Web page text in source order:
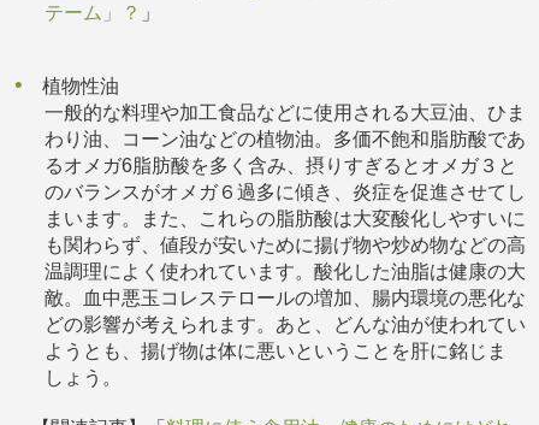
テーム」？ 」
植物性油
一般的な料理や加工食品などに使用される大豆油、ひま
わり油、コーン油などの植物油。多価不飽和脂肪酸であ
るオメガ6脂肪酸を多く含み、摂りすぎるとオメガ３と
のバランスがオメガ６過多に傾き、炎症を促進させてし
まいます。また、これらの脂肪酸は大変酸化しやすいに
も関わらず、値段が安いために揚げ物や炒め物などの高
温調理によく使われています。酸化した油脂は健康の大
敵。血中悪玉コレステロールの増加、腸内環境の悪化な
どの影響が考えられます。あと、どんな油が使われてい
ようとも、揚げ物は体に悪いということを肝に銘じま
しょう。